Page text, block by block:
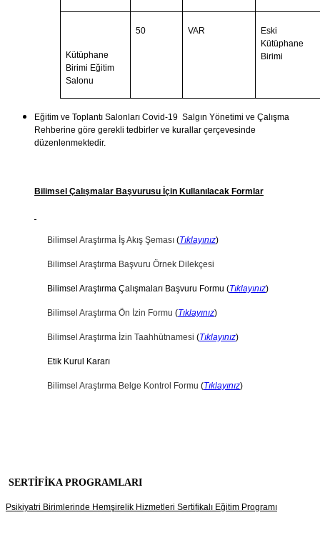
Kütüphane
Birimi Eğitim
Salonu
50 VAR
Eski
Kütüphane
Birimi
Eğitim ve Toplantı Salonları Covid-19 Salgın Yönetimi ve Çalışma
Rehberine göre gerekli tedbirler ve kurallar çerçevesinde
düzenlenmektedir.
Bilimsel Çalışmalar Başvurusu İçin Kullanılacak Formlar
Bilimsel Araştırma İş Akış Şeması (Tıklayınız)
Bilimsel Araştırma Başvuru Örnek Dilekçesi
Bilimsel Araştırma Çalışmaları Başvuru Formu (Tıklayınız)
Bilimsel Araştırma Ön İzin Formu (Tıklayınız)
Bilimsel Araştırma İzin Taahhütnamesi (Tıklayınız)
Etik Kurul Kararı
Bilimsel Araştırma Belge Kontrol Formu (Tıklayınız)
SERTİFİKA PROGRAMLARI
Psikiyatri Birimlerinde Hemşirelik Hizmetleri Sertifikalı Eğitim Programı